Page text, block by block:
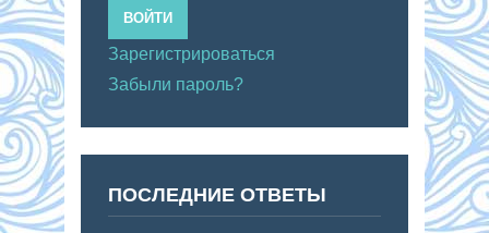
ВОЙТИ
Зарегистрироваться
Забыли пароль?
ПОСЛЕДНИЕ ОТВЕТЫ